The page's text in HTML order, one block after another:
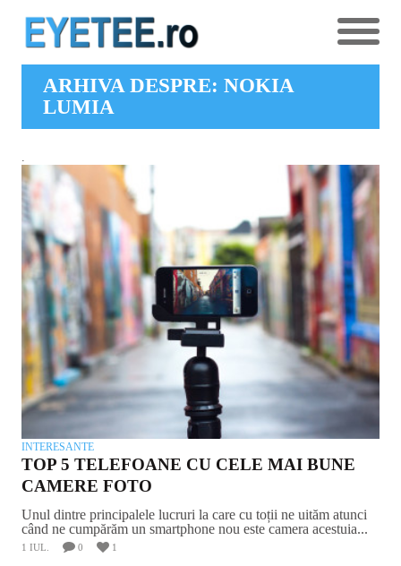
ARHIVA DESPRE: NOKIA
LUMIA
INTERESANTE
TOP 5 TELEFOANE CU CELE MAI BUNE
CAMERE FOTO
Unul dintre principalele lucruri la care cu toții ne uităm atunci
când ne cumpărăm un smartphone nou este camera acestuia...
1 IUL. 0 1